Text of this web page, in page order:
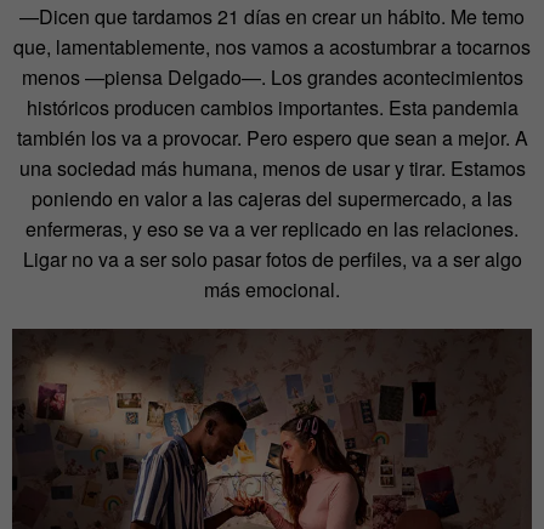
—Dicen que tardamos 21 días en crear un hábito. Me temo
que, lamentablemente, nos vamos a acostumbrar a tocarnos
menos —piensa Delgado—. Los grandes acontecimientos
históricos producen cambios importantes. Esta pandemia
también los va a provocar. Pero espero que sean a mejor. A
una sociedad más humana, menos de usar y tirar. Estamos
poniendo en valor a las cajeras del supermercado, a las
enfermeras, y eso se va a ver replicado en las relaciones.
Ligar no va a ser solo pasar fotos de perfiles, va a ser algo
más emocional.